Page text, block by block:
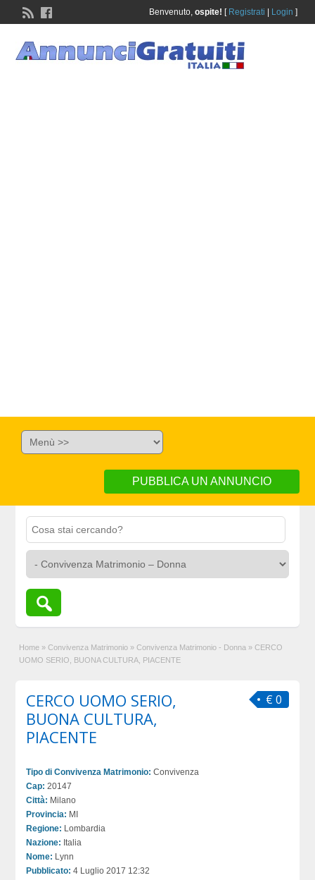
Benvenuto, ospite! [ Registrati Login ]
PUBBLICA UN ANNUNCIO
Home » Convivenza Matrimonio » Convivenza Matrimonio - Donna » CERCO
UOMO SERIO, BUONA CULTURA, PIACENTE
€ 0
CERCO UOMO SERIO,
BUONA CULTURA,
PIACENTE
Tipo di Convivenza Matrimonio: Convivenza
Cap: 20147
Città: Milano
Provincia: MI
Regione: Lombardia
Nazione: Italia
Nome: Lynn
Pubblicato: 4 Luglio 2017 12:32